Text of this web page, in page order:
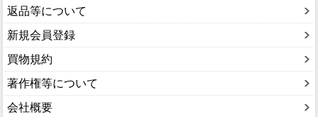
返品等について
新規会員登録
買物規約
著作権等について
会社概要